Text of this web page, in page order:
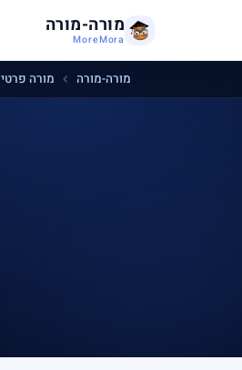
מורה-מורה
MoreMora
מורה-מורה מורה פרטי